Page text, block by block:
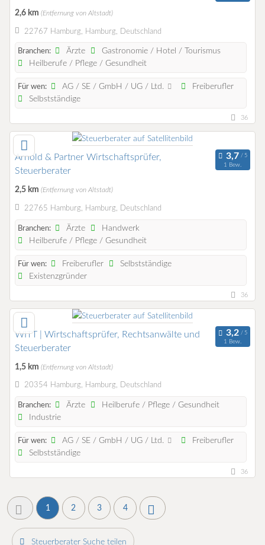
2,6 km (Entfernung von Altstadt)
22767 Hamburg, Hamburg, Deutschland
Branchen: Ärzte
Gastronomie / Hotel / Tourismus
Heilberufe / Pflege / Gesundheit
Für wen: AG / SE / GmbH / UG / Ltd.
Freiberufler
Selbstständige
36
Arnold & Partner Wirtschaftsprüfer,
Steuerberater
1 Bew.
2,5 km (Entfernung von Altstadt)
22765 Hamburg, Hamburg, Deutschland
Branchen: Ärzte
Handwerk
Heilberufe / Pflege / Gesundheit
Für wen: Freiberufler
Selbstständige
Existenzgründer
36
WITT | Wirtschaftsprüfer, Rechtsanwälte und
Steuerberater
1 Bew.
1,5 km (Entfernung von Altstadt)
20354 Hamburg, Hamburg, Deutschland
Branchen: Ärzte
Heilberufe / Pflege / Gesundheit
Industrie
Für wen: AG / SE / GmbH / UG / Ltd.
Freiberufler
Selbstständige
36
1 2 3 4
Steuerberater Suche teilen